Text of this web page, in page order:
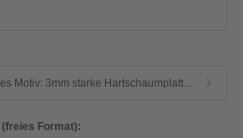
Format):